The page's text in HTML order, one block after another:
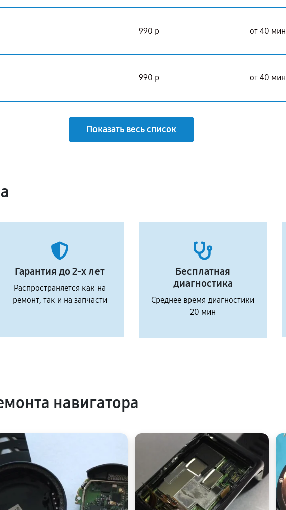
990 р от 40 мин
990 р от 40 мин
Показать весь список
Гарантия до 2-х лет
Распространяется как на
ремонт, так и на запчасти
Бесплатная
диагностика
Среднее время диагностики
20 мин
навигатора